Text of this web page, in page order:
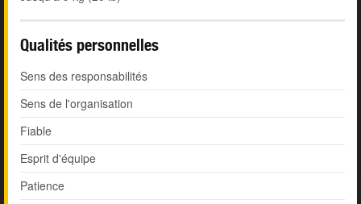
Qualités personnelles
Sens des responsabilités
Sens de l'organisation
Fiable
Esprit d'équipe
Patience